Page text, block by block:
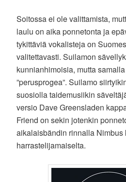
Soitossa ei ole valittamista,
laulu on aika ponnetonta ja
tykittäviä vokalisteja on
valitettavasti. Suilamon
kunnianhimoisia, mutta
”perusprogea”. Suilamo
suosiolla taidemusiikin
versio Dave Greensladen
Friend on sekin jotenkin
aikalaisbändin rinnalla Nimbus
harrastelijamaiselta.